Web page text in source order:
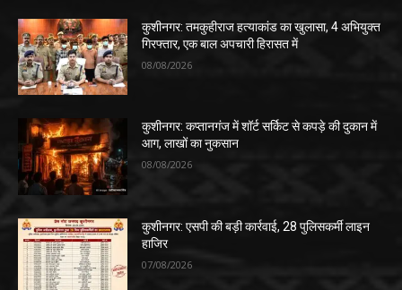
कुशीनगर: तमकुहीराज हत्याकांड का खुलासा, 4 अभियुक्त
गिरफ्तार, एक बाल अपचारी हिरासत में
08/08/2026
कुशीनगर: कप्तानगंज में शॉर्ट सर्किट से कपड़े की दुकान में
आग, लाखों का नुकसान
08/08/2026
कुशीनगर: एसपी की बड़ी कार्रवाई, 28 पुलिसकर्मी लाइन
हाजिर
07/08/2026